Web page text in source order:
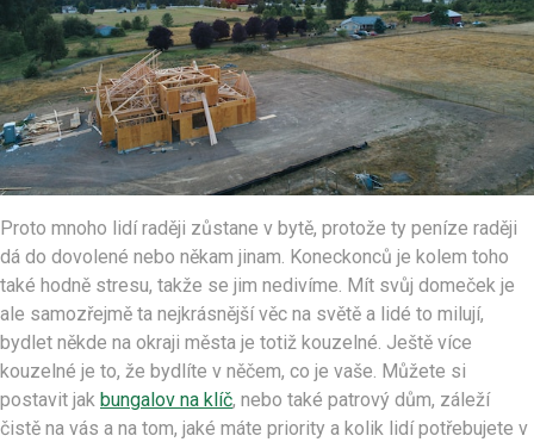
Proto mnoho lidí raději zůstane v bytě, protože ty peníze raději
dá do dovolené nebo někam jinam. Koneckonců je kolem toho
také hodně stresu, takže se jim nedivíme. Mít svůj domeček je
ale samozřejmě ta nejkrásnější věc na světě a lidé to milují,
bydlet někde na okraji města je totiž kouzelné. Ještě více
kouzelné je to, že bydlíte v něčem, co je vaše. Můžete si
postavit jak bungalov na klíč, nebo také patrový dům, záleží
čistě na vás a na tom, jaké máte priority a kolik lidí potřebujete v